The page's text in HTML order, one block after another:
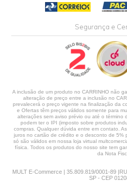
Segurança e
A inclusão de um produto no CARRINHO não
alteração de preço entre a inclusão no
prevalecerá o preço vigente na finalização da
e Ofertas têm preços válidos somente para
alterações sem aviso prévio ou até o término
podem ter o IPI (imposto sobre produtos
compras. Qualquer dúvida entre em contato.
juros no cartão de crédito e o desconto de 5%
só são válidos em nossa loja virtual
física. Todos os produtos do nosso site tem
da Nota
MULT E-Commerce | 35.809.819/0001-89
SP - CEP